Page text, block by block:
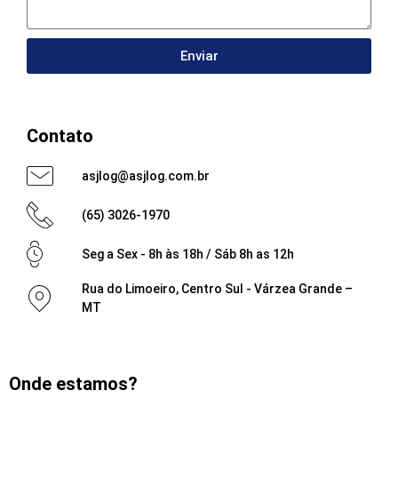
Enviar
Contato
asjlog@asjlog.com.br
(65) 3026-1970
Seg a Sex - 8h às 18h / Sáb 8h as 12h
Rua do Limoeiro, Centro Sul - Várzea Grande –
MT
Onde estamos?